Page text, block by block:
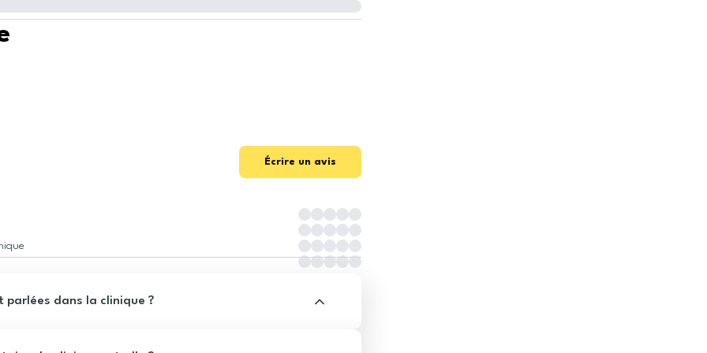
Écrire un avis
parlées dans la clinique ?